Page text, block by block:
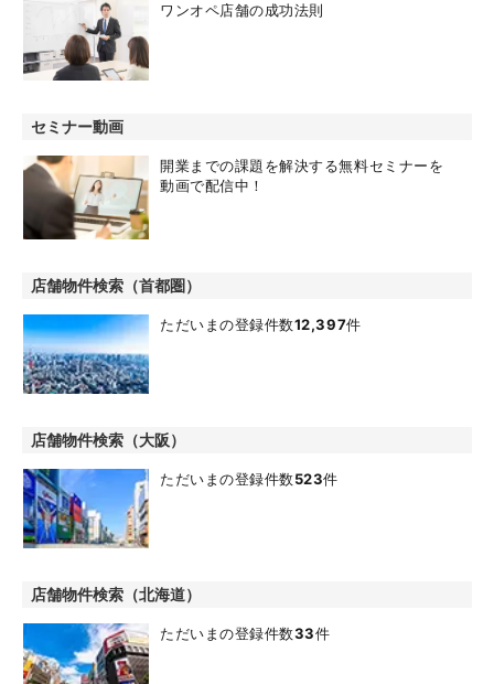
ワンオペ店舗の成功法則
セミナー動画
開業までの課題を解決する無料セミナーを
動画で配信中！
店舗物件検索（首都圏）
ただいまの登録件数12,397件
店舗物件検索（大阪）
ただいまの登録件数523件
店舗物件検索（北海道）
ただいまの登録件数33件